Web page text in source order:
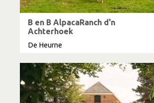
B en B AlpacaRanch d'n
Achterhoek
De Heurne